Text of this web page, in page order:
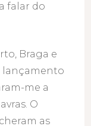
falar do
Braga e
lançamento
me a
O
as